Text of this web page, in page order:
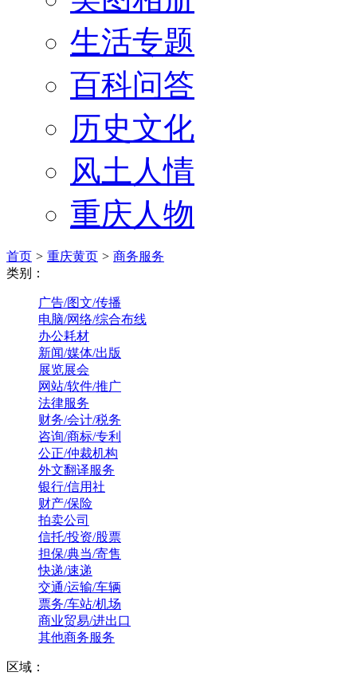
生活专题
百科问答
历史文化
风土人情
重庆人物
首页 > 重庆黄页 > 商务服务
类别：
广告/图文/传播
电脑/网络/综合布线
办公耗材
新闻/媒体/出版
展览展会
网站/软件/推广
法律服务
财务/会计/税务
咨询/商标/专利
公正/仲裁机构
外文翻译服务
银行/信用社
财产/保险
拍卖公司
信托/投资/股票
担保/典当/寄售
快递/速递
交通/运输/车辆
票务/车站/机场
商业贸易/进出口
其他商务服务
区域：